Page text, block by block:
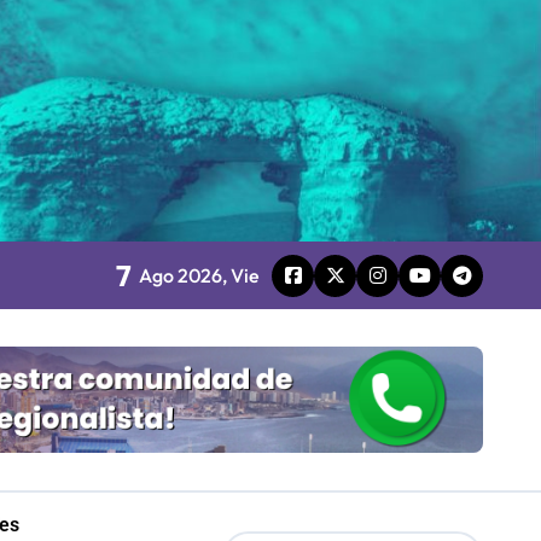
100% estatal
7 Ago 2026, Vie